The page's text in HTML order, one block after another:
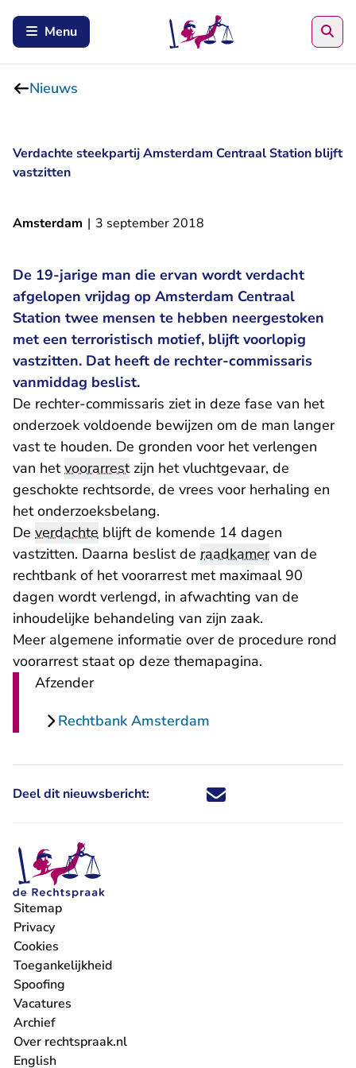
Menu
Nieuws
Verdachte steekpartij Amsterdam Centraal Station blijft
vastzitten
Amsterdam | 3 september 2018
De 19-jarige man die ervan wordt verdacht
afgelopen vrijdag op Amsterdam Centraal
Station twee mensen te hebben neergestoken
met een terroristisch motief, blijft voorlopig
vastzitten. Dat heeft de rechter-commissaris
vanmiddag beslist.
De rechter-commissaris ziet in deze fase van het
onderzoek voldoende bewijzen om de man langer
vast te houden. De gronden voor het verlengen
van hetvoorarrestzijn het vluchtgevaar, de
geschokte rechtsorde, de vrees voor herhaling en
het onderzoeksbelang.
De verdachte blijft de komende 14 dagen
vastzitten. Daarna beslist de raadkamervan de
rechtbank of het voorarrest met maximaal 90
dagen wordt verlengd, in afwachting van de
inhoudelijke behandeling van zijn zaak.
Meer algemene informatie over de procedure rond
voorarrest staat op deze themapagina.
Afzender
Rechtbank Amsterdam
Deel dit nieuwsbericht: Deel dit nieuwsbericht via X -
Deel dit nieuwsbericht via
Deel dit nieuwsbericht
Deel dit
Sitemap
Privacy
Cookies
Toegankelijkheid
Spoofing
Vacatures
- U verlaat Rechtspraak.nl
Archief
Over rechtspraak.nl
English